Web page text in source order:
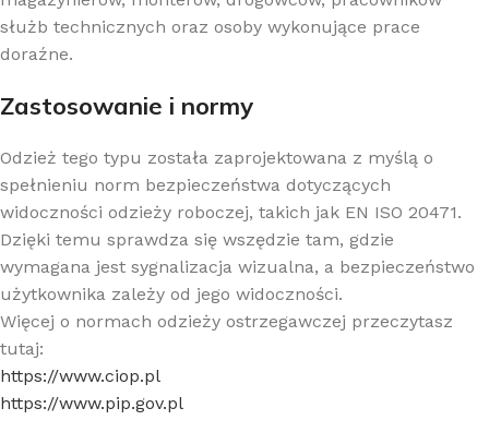
służb technicznych oraz osoby wykonujące prace
doraźne.
Zastosowanie i normy
Odzież tego typu została zaprojektowana z myślą o
spełnieniu norm bezpieczeństwa dotyczących
widoczności odzieży roboczej, takich jak EN ISO 20471.
Dzięki temu sprawdza się wszędzie tam, gdzie
wymagana jest sygnalizacja wizualna, a bezpieczeństwo
użytkownika zależy od jego widoczności.
Więcej o normach odzieży ostrzegawczej przeczytasz
tutaj:
https://www.ciop.pl
https://www.pip.gov.pl